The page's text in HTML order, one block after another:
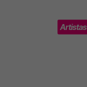
Artistas